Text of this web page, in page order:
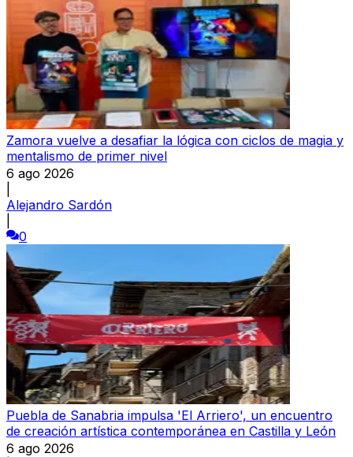
Zamora vuelve a desafiar la lógica con ciclos de magia y
mentalismo de primer nivel
6 ago 2026
Alejandro Sardón
0
Puebla de Sanabria impulsa 'El Arriero', un encuentro
de creación artística contemporánea en Castilla y León
6 ago 2026